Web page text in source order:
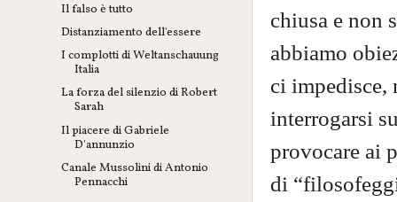
chiusa e non
abbiamo
ci impedisce,
interrogarsi
provocare ai
di
Il falso è tutto
Distanziamento dell'essere
I complotti di Weltanschauung
Italia
La forza del silenzio di Robert
Sarah
Il piacere di Gabriele
D'annunzio
Canale Mussolini di Antonio
Pennacchi